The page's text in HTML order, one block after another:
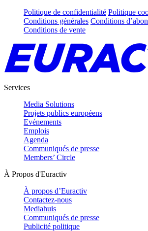
Politique de confidentialité Politique
Conditions générales Conditions
Conditions de vente
Services
Media Solutions
Projets publics européens
Evénements
Emplois
Agenda
Communiqués de presse
Members’ Circle
À Propos d'Euractiv
À propos d’Euractiv
Contactez-nous
Mediahuis
Communiqués de presse
Publicité politique